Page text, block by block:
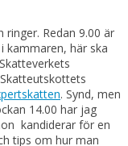
Redan 9.00 är
kammaren, här ska
. Synd, men
14.00 har jag
kandiderar för en
tips om hur man